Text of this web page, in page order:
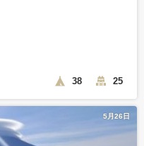
38 25
5月26日